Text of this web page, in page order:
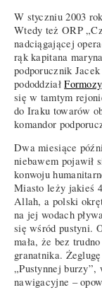
W styczniu 2003
Wtedy też ORP
nadciągającej
rąk kapitana
podporucznik
pododdziałFormozy
się w tamtym
do Iraku towarów
komandor
Dwa miesiące
niebawem pojawił
konwoju
Miasto leży jakieś
Allah, a polski
na jej wodach
się wśród pustyni.
mała, że bez
granatnika.
„Pustynnej
nawigacyjne –